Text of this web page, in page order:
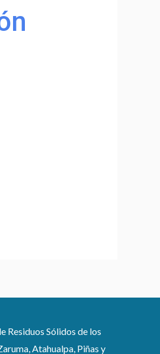
Residuos Sólidos de los
Atahualpa, Piñas y